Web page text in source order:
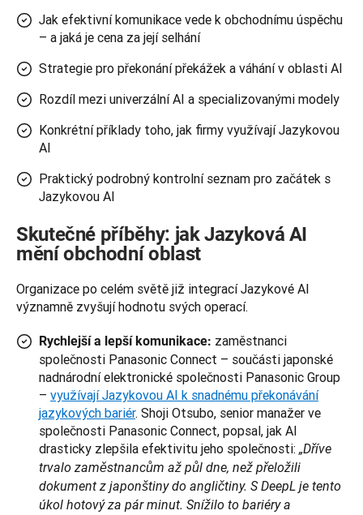
Jak efektivní komunikace vede k obchodnímu úspěchu
– a jaká je cena za její selhání
Strategie pro překonání překážek a váhání v oblasti AI
Rozdíl mezi univerzální AI a specializovanými modely
Konkrétní příklady toho, jak firmy využívají Jazykovou
AI
Praktický podrobný kontrolní seznam pro začátek s
Jazykovou AI
Skutečné příběhy: jak Jazyková AI
mění obchodní oblast
Organizace po celém světě již integrací Jazykové AI
významně zvyšují hodnotu svých operací.
Rychlejší a lepší komunikace: zaměstnanci
společnosti Panasonic Connect – součásti japonské
nadnárodní elektronické společnosti Panasonic Group
– využívají Jazykovou AI k snadnému překonávání
jazykových bariér. Shoji Otsubo, senior manažer ve
společnosti Panasonic Connect, popsal, jak AI
drasticky zlepšila efektivitu jeho společnosti: „Dříve
trvalo zaměstnancům až půl dne, než přeložili
dokument z japonštiny do angličtiny. S DeepL je tento
úkol hotový za pár minut. Snížilo to bariéry a